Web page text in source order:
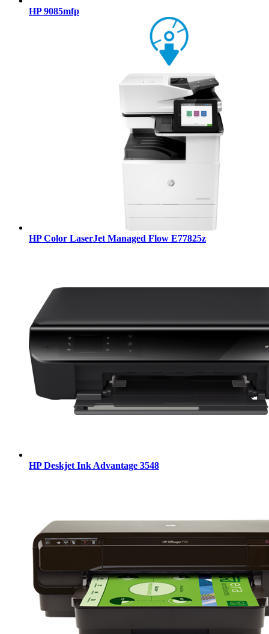
HP 9085mfp
HP Color LaserJet Managed Flow E77825z
HP Deskjet Ink Advantage 3548